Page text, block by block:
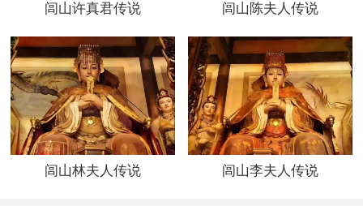
闾山许真君传说 闾山陈夫人传说
闾山林夫人传说 闾山李夫人传说